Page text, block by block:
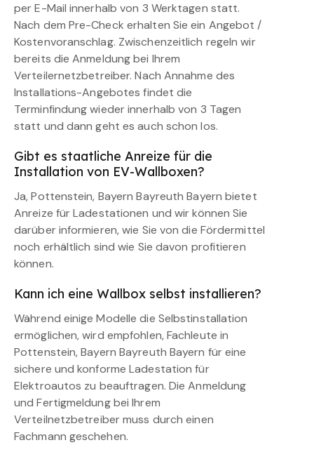
per E-Mail innerhalb von 3 Werktagen statt.
Nach dem Pre-Check erhalten Sie ein Angebot /
Kostenvoranschlag. Zwischenzeitlich regeln wir
bereits die Anmeldung bei Ihrem
Verteilernetzbetreiber. Nach Annahme des
Installations-Angebotes findet die
Terminfindung wieder innerhalb von 3 Tagen
statt und dann geht es auch schon los.
Gibt es staatliche Anreize für die
Installation von EV-Wallboxen?
Ja, Pottenstein, Bayern Bayreuth Bayern bietet
Anreize für Ladestationen und wir können Sie
darüber informieren, wie Sie von die Fördermittel
noch erhältlich sind wie Sie davon profitieren
können.
Kann ich eine Wallbox selbst installieren?
Während einige Modelle die Selbstinstallation
ermöglichen, wird empfohlen, Fachleute in
Pottenstein, Bayern Bayreuth Bayern für eine
sichere und konforme Ladestation für
Elektroautos zu beauftragen. Die Anmeldung
und Fertigmeldung bei Ihrem
Verteilnetzbetreiber muss durch einen
Fachmann geschehen.